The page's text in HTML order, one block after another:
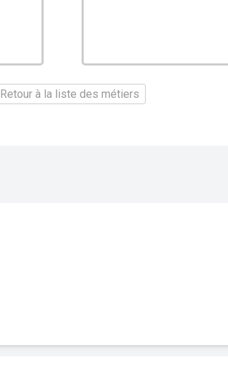
Retour à la liste des métiers